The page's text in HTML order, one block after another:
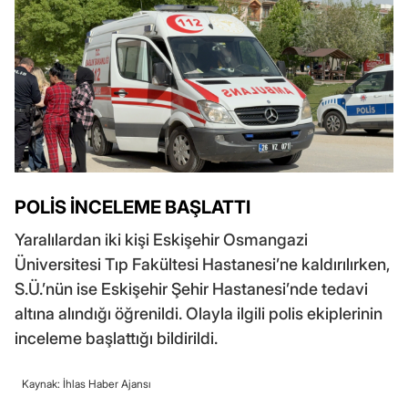
POLİS İNCELEME BAŞLATTI
Yaralılardan iki kişi Eskişehir Osmangazi
Üniversitesi Tıp Fakültesi Hastanesi’ne kaldırılırken,
S.Ü.’nün ise Eskişehir Şehir Hastanesi’nde tedavi
altına alındığı öğrenildi. Olayla ilgili polis ekiplerinin
inceleme başlattığı bildirildi.
Kaynak: İhlas Haber Ajansı